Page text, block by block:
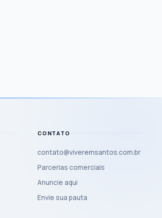
CONTATO
contato@viveremsantos.com.br
Parcerias comerciais
Anuncie aqui
Envie sua pauta